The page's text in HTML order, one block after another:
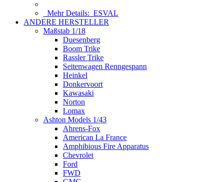
Mehr Details: ESVAL
ANDERE HERSTELLER
Maßstab 1/18
Duesenberg
Boom Trike
Rassler Trike
Seitenwagen Renngespann
Heinkel
Donkervoort
Kawasaki
Norton
Lomax
Ashton Models 1/43
Ahrens-Fox
American La France
Amphibious Fire Apparatus
Chevrolet
Ford
FWD